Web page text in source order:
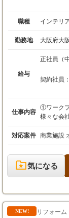
職種 インテリ
勤務地 大阪府大
給与
正社員（
契約社員：
仕事内容
①ワーク
様々な会
うな空間
アの選定等
スの制作
事務所か
けでなく
ドローン
な知識
使ったも
対応案件 商業施設
気になる
NEW! リフォー